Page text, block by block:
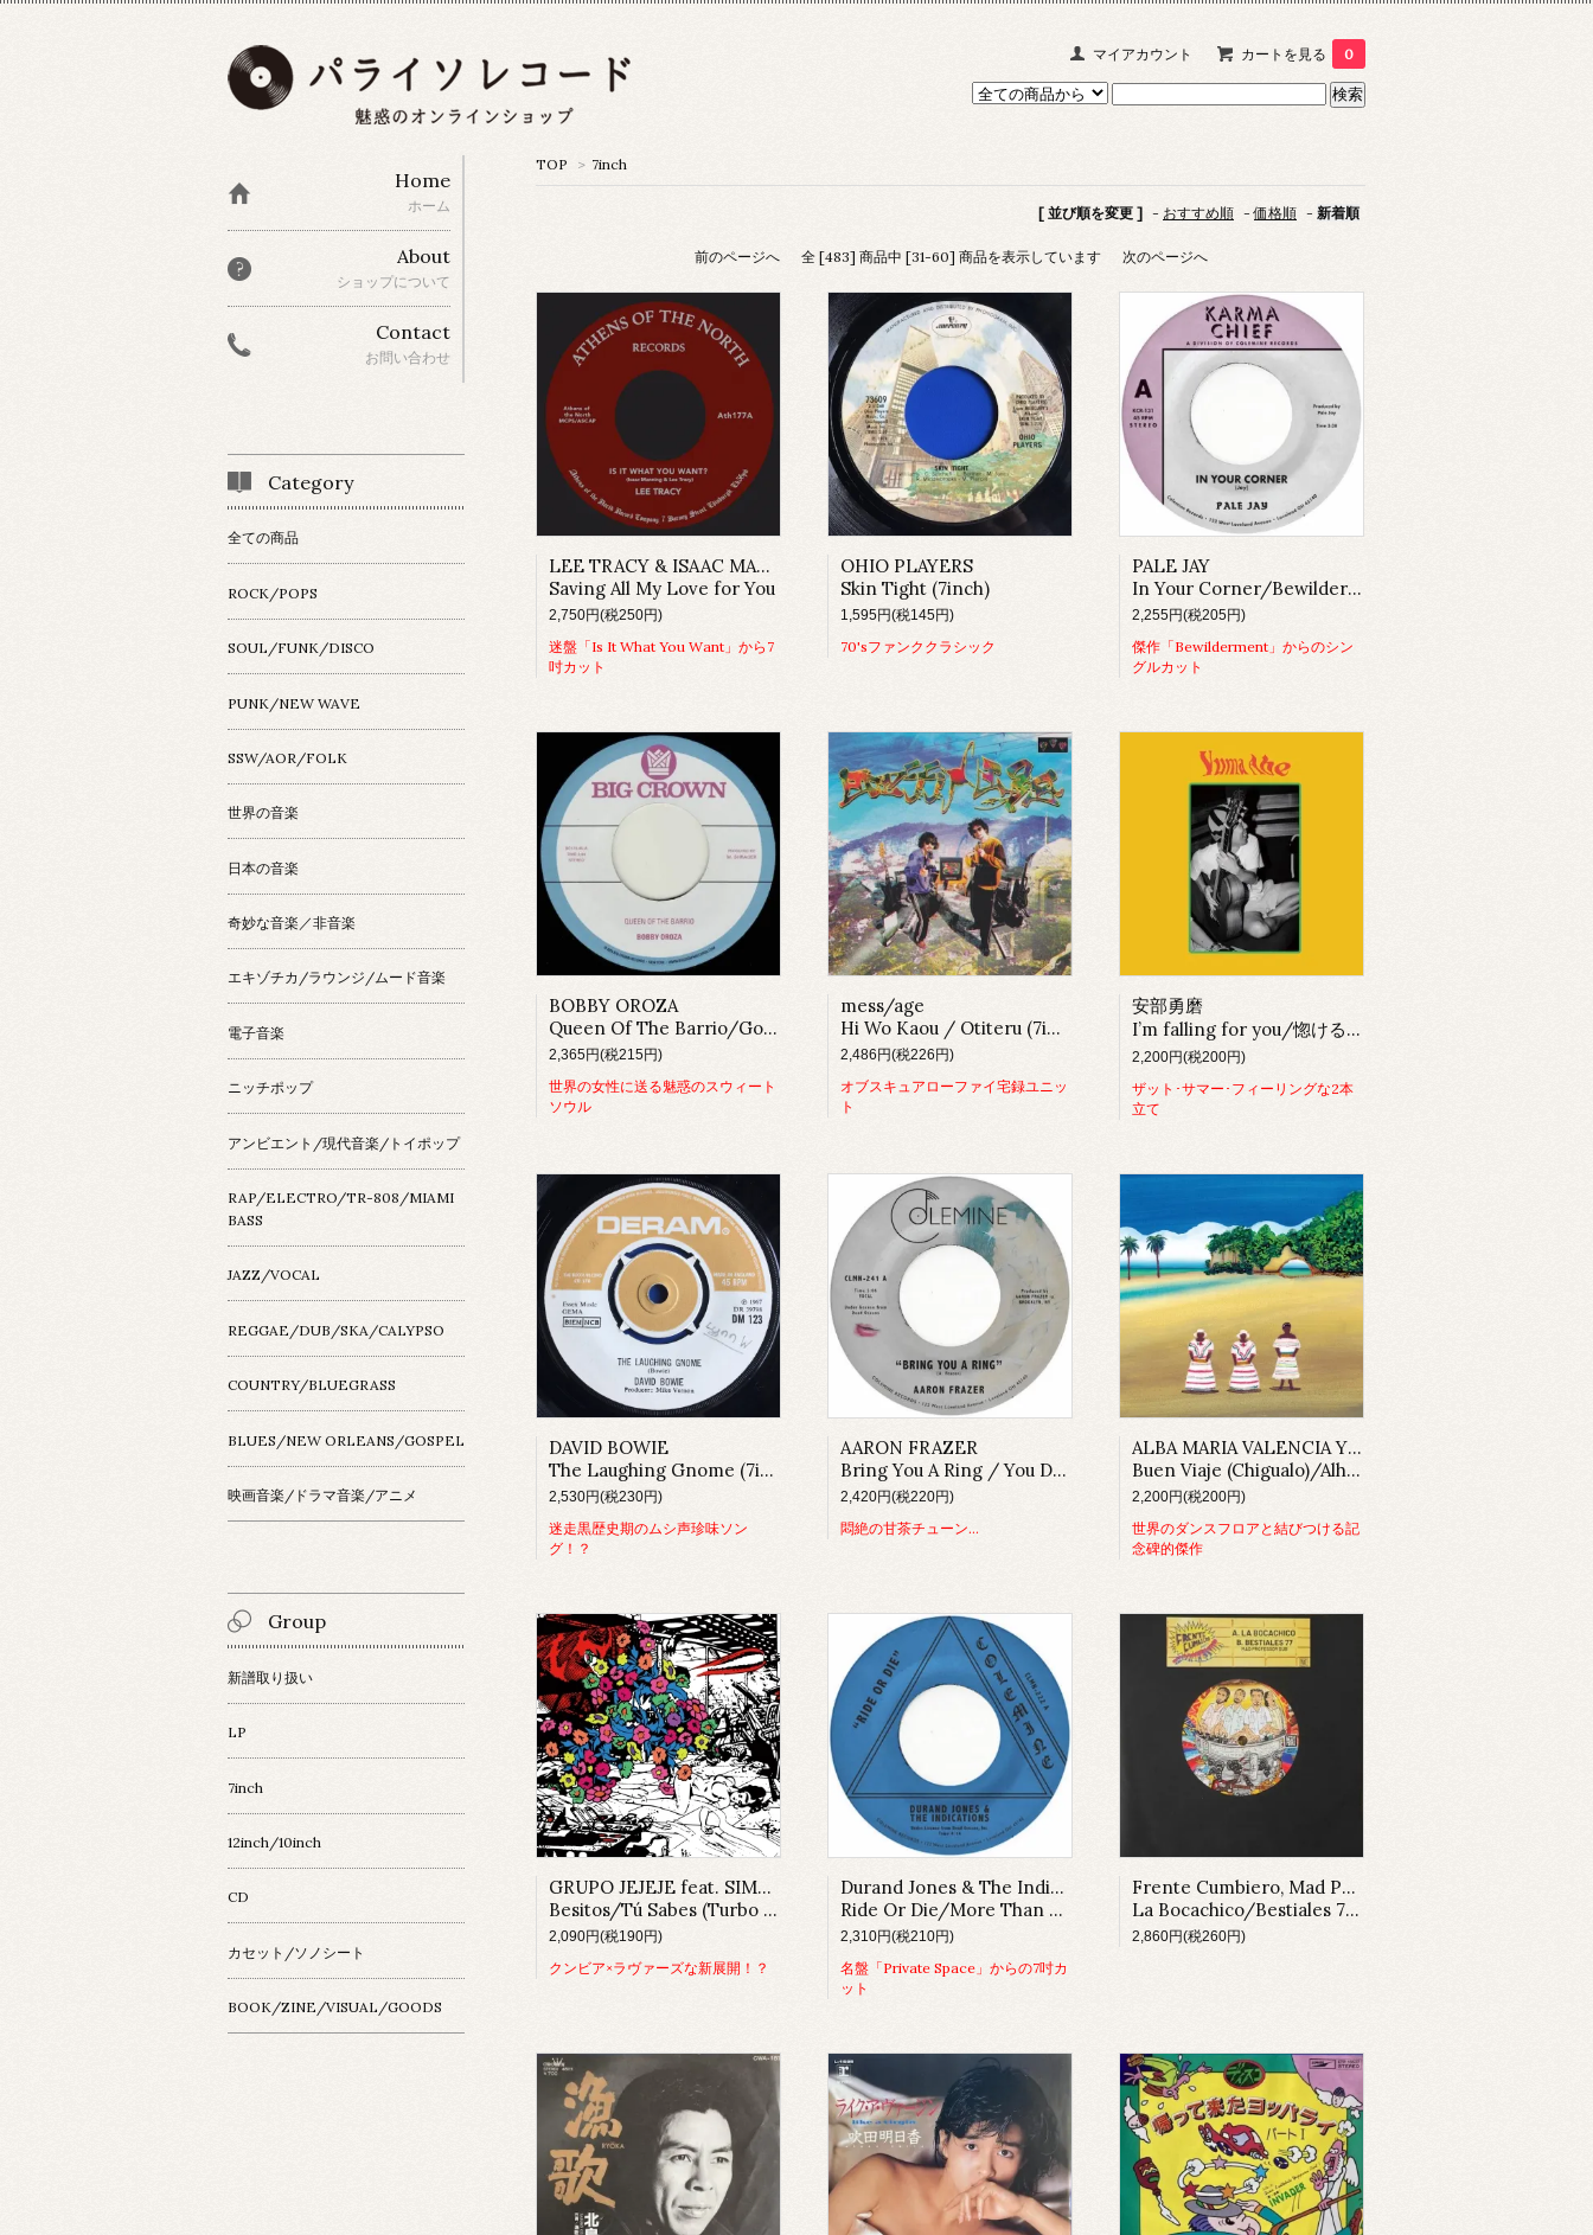
マイアカウント カートを見る 0
TOP > 7inch
[ 並び順を変更 ] - おすすめ順 -価格順 - 新着順
前のページへ 全 [483] 商品中 [31-60] 商品を表示しています 次のページへ
LEE TRACY & ISAAC MANNING
Saving All My Love for You
2,750円(税250円)
迷盤「Is It What You Want」から7
吋カット
OHIO PLAYERS
Skin Tight (7inch)
1,595円(税145円)
70'sファンククラシック
PALE JAY
In Your Corner/Bewilderment
2,255円(税205円)
傑作「Bewilderment」からのシン
グルカット
BOBBY OROZA
Queen Of The Barrio/​Goddess
2,365円(税215円)
世界の女性に送る魅惑のスウィート
ソウル
mess/age
Hi Wo Kaou / Otiteru (7inch)
2,486円(税226円)
オブスキュアローファイ宅録ユニッ
ト
安部勇磨
I’m falling for you/惚けるな
2,200円(税200円)
ザット･サマー･フィーリングな2本
立て
DAVID BOWIE
The Laughing Gnome (7inch)
2,530円(税230円)
迷走黒歴史期のムシ声珍味ソン
グ！？
AARON FRAZER
Bring You A Ring / You Don't Wanna Be My Baby (7inch)
2,420円(税220円)
悶絶の甘茶チューン…
ALBA MARIA VALENCIA Y CANTORAS DE YERBABUENA
Buen Viaje (Chigualo)/Alhajita (Arrullo) (7inch)
2,200円(税200円)
世界のダンスフロアと結びつける記
念碑的傑作
GRUPO JEJEJE feat. SIMONE MICHELLE
Besitos/Tú Sabes (Turbo Edit)
2,090円(税190円)
クンビア×ラヴァーズな新展開！？
Durand Jones & The Indications
Ride Or Die/More Than Ever
2,310円(税210円)
名盤「Private Space」からの7吋カ
ット
Frente Cumbiero, Mad Professor
La Bocachico/Bestiales 77 Dub
2,860円(税260円)
Home
ホーム
About
ショップについて
Contact
お問い合わせ
Category
全ての商品
ROCK/POPS
SOUL/FUNK/DISCO
PUNK/NEW WAVE
SSW/AOR/FOLK
世界の音楽
日本の音楽
奇妙な音楽／非音楽
エキゾチカ/ラウンジ/ムード音楽
電子音楽
ニッチポップ
アンビエント/現代音楽/トイポップ
RAP/ELECTRO/TR-808/MIAMI
BASS
JAZZ/VOCAL
REGGAE/DUB/SKA/CALYPSO
COUNTRY/BLUEGRASS
BLUES/NEW ORLEANS/GOSPEL
映画音楽/ドラマ音楽/アニメ
Group
新譜取り扱い
LP
7inch
12inch/10inch
CD
カセット/ソノシート
BOOK/ZINE/VISUAL/GOODS